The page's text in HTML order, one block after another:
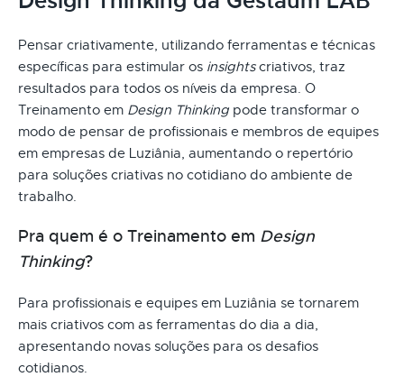
Pensar criativamente, utilizando ferramentas e técnicas
específicas para estimular os insightscriativos, traz
resultados para todos os níveis da empresa. O
Treinamento em Design Thinking pode transformar o
modo de pensar de profissionais e membros de equipes
em empresas de Luziânia, aumentando o repertório
para soluções criativas no cotidiano do ambiente de
trabalho.
Pra quem é o Treinamento em Design
Thinking?
Para profissionais e equipes em Luziânia se tornarem
mais criativos com as ferramentas do dia a dia,
apresentando novas soluções para os desafios
cotidianos.